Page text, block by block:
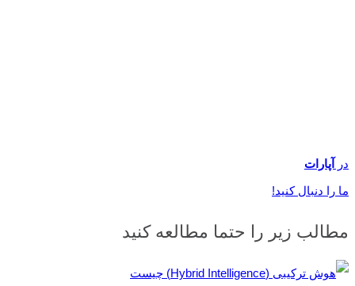
در
آپارات
ما را دنبال کنید!
مطالب زیر را حتما مطالعه کنید